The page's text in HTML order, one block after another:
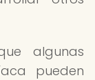
algunas
pueden